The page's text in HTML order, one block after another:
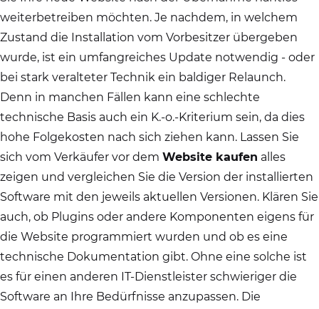
weiterbetreiben möchten. Je nachdem, in welchem
Zustand die Installation vom Vorbesitzer übergeben
wurde, ist ein umfangreiches Update notwendig - oder
bei stark veralteter Technik ein baldiger Relaunch.
Denn in manchen Fällen kann eine schlechte
technische Basis auch ein K.-o.-Kri­te­ri­um sein, da dies
hohe Folgekosten nach sich ziehen kann. Lassen Sie
sich vom Verkäufer vor dem Website kaufen alles
zeigen und vergleichen Sie die Version der installierten
Software mit den jeweils aktuellen Versionen. Klären Sie
auch, ob Plugins oder andere Komponenten eigens für
die Website programmiert wurden und ob es eine
technische Dokumentation gibt. Ohne eine solche ist
es für einen anderen IT-Dienstleister schwieriger die
Software an Ihre Bedürfnisse anzupassen. Die